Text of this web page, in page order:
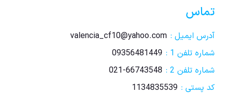
تماس
آدرس ایمیل : valencia_cf10@yahoo.com
شماره تلفن 1 :
09356481449
شماره تلفن 2 :
021-66743548
کد پستی : 1134835539